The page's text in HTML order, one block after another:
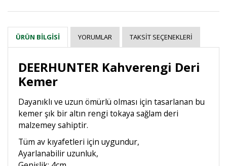
ÜRÜN BILGISI YORUMLAR TAKSIT SEÇENEKLERI
DEERHUNTER Kahverengi Deri
Kemer
Dayanıklı ve uzun ömürlü olması için tasarlanan bu
kemer şık bir altın rengi tokaya sağlam deri
malzemey sahiptir.
Tüm av kıyafetleri için uygundur,
Ayarlanabilir uzunluk,